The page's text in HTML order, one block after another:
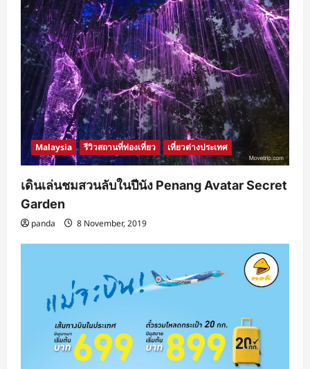
Malaysia รีวิวสถานที่ท่องเที่ยว เที่ยวต่างประเทศ
เดินเล่นชมสวนลับในปีนัง Penang Avatar Secret
Garden
panda 8 November, 2019